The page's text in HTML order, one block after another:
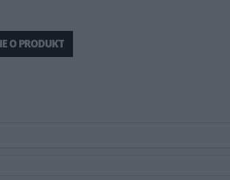
O PRODUKT